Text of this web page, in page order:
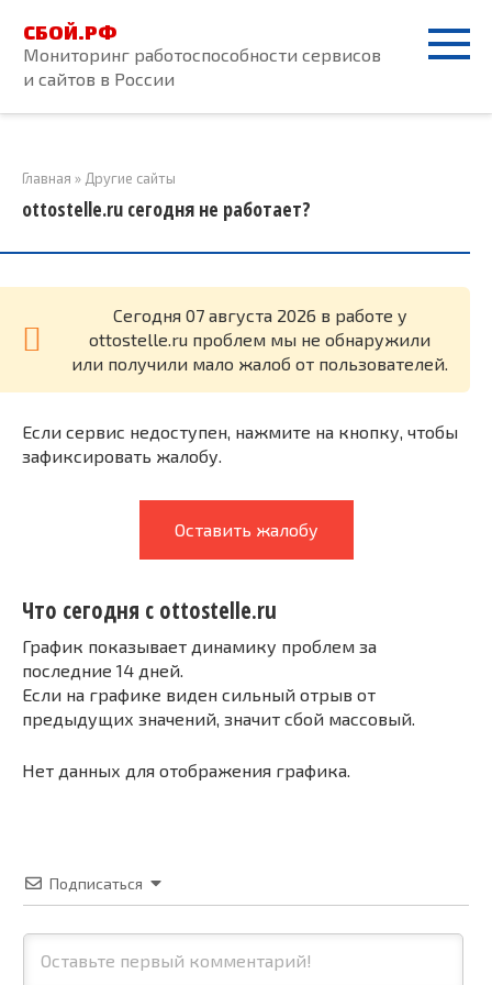
контенту
СБОЙ.РФ
Мониторинг работоспособности сервисов
и сайтов в России
Главная » Другие сайты
ottostelle.ru сегодня не работает?
Cегодня 07 августа 2026 в работе у
ottostelle.ru проблем мы не обнаружили
или получили мало жалоб от пользователей.
Если сервис недоступен, нажмите на кнопку, чтобы
зафиксировать жалобу.
Оставить жалобу
Что сегодня с ottostelle.ru
График показывает динамику проблем за
последние 14 дней.
Если на графике виден сильный отрыв от
предыдущих значений, значит сбой массовый.
Нет данных для отображения графика.
Подписаться